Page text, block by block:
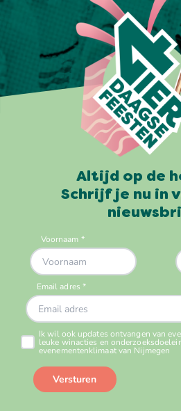
Altijd op de
Schrijf je nu in